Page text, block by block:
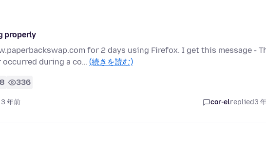
properly
for 2 days using Firefox. I get this message -
occurred during a co… (続きを読む)
8 336
年前 cor-elreplied3